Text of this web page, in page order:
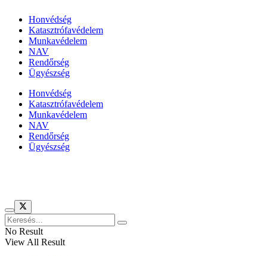
Honvédség
Katasztrófavédelem
Munkavédelem
NAV
Rendőrség
Ügyészség
Honvédség
Katasztrófavédelem
Munkavédelem
NAV
Rendőrség
Ügyészség
No Result
View All Result